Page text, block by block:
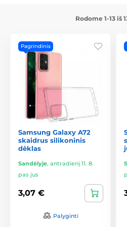
Rodome 1-13 iš
Pagrindinis
Samsung Galaxy A72
skaidrus silikoninis
dėklas
Sandėlyje, antradienį 11. 8.
pas jus
3,07 €
Palyginti